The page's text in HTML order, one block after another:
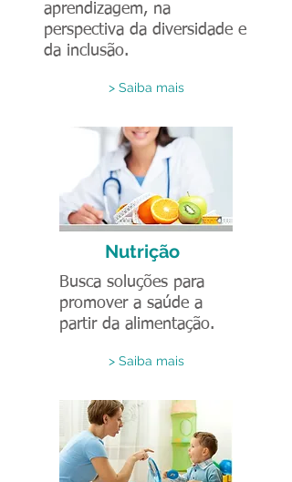
aprendizagem, na
perspectiva da diversidade e
da inclusão.
> Saiba mais
Nutrição
Busca soluções para
promover a saúde a
partir da alimentação.
> Saiba mais